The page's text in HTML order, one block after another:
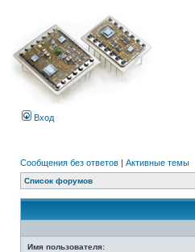
Вход
Сообщения без ответов | Активные темы
Список форумов
Имя пользователя: